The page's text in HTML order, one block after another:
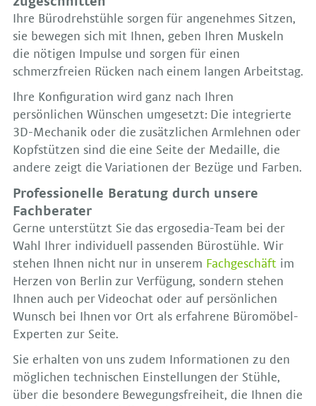
Ihre Bürodrehstühle sorgen für angenehmes Sitzen,
sie bewegen sich mit Ihnen, geben Ihren Muskeln
die nötigen Impulse und sorgen für einen
schmerzfreien Rücken nach einem langen Arbeitstag.
Ihre Konfiguration wird ganz nach Ihren
persönlichen Wünschen umgesetzt: Die integrierte
3D-Mechanik oder die zusätzlichen Armlehnen oder
Kopfstützen sind die eine Seite der Medaille, die
andere zeigt die Variationen der Bezüge und Farben.
Professionelle Beratung durch unsere
Fachberater
Gerne unterstützt Sie das ergosedia-Team bei der
Wahl Ihrer individuell passenden Bürostühle. Wir
stehen Ihnen nicht nur in unserem Fachgeschäft im
Herzen von Berlin zur Verfügung, sondern stehen
Ihnen auch per Videochat oder auf persönlichen
Wunsch bei Ihnen vor Ort als erfahrene Büromöbel-
Experten zur Seite.
Sie erhalten von uns zudem Informationen zu den
möglichen technischen Einstellungen der Stühle,
über die besondere Bewegungsfreiheit, die Ihnen die